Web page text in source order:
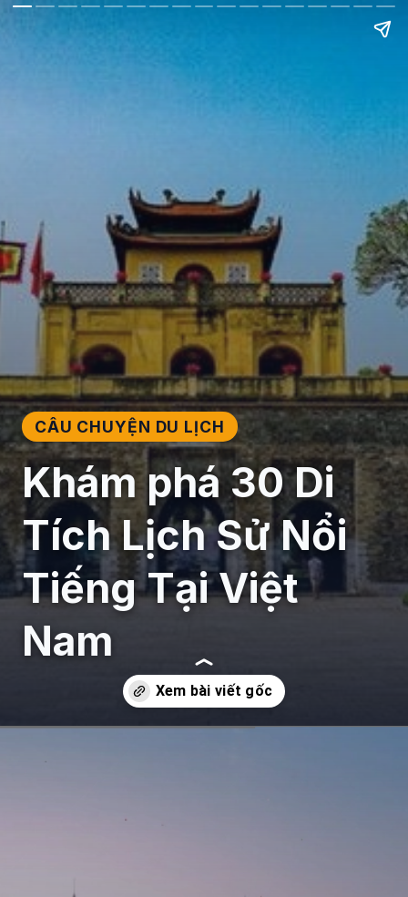
CÂU CHUYỆN DU LỊCH
Khám phá 30 Di
Tích Lịch Sử Nổi
Tiếng Tại Việt
Nam